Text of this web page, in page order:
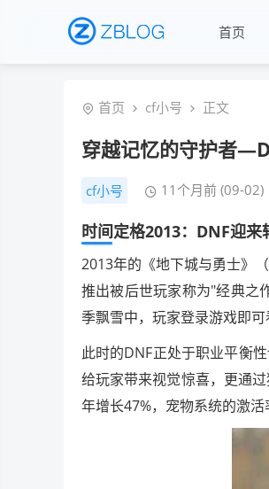
首页
首页 cf小号 正文
穿越记忆的守护者
cf小号 11个月前 (09-02)
时间定格2013：DNF迎来
2013年的《地下城与勇士》
推出被后世玩家称为"经典之
季飘雪中，玩家登录游戏即
此时的DNF正处于职业平衡
给玩家带来视觉惊喜，更通
年增长47%，宠物系统的激